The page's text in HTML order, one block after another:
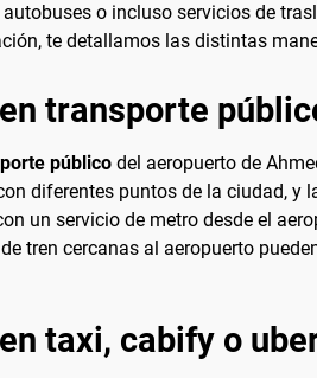
o incluso servicios de
te detallamos las distintas
transporte
público del aeropuerto de
diferentes puntos de la ciudad, y
un servicio de metro desde el
tren cercanas al aeropuerto
taxi, cabify o